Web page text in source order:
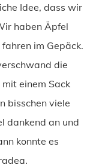
Idee, dass wir
haben Äpfel
im Gepäck.
die
einem Sack
bisschen viele
dankend an und
konnte es